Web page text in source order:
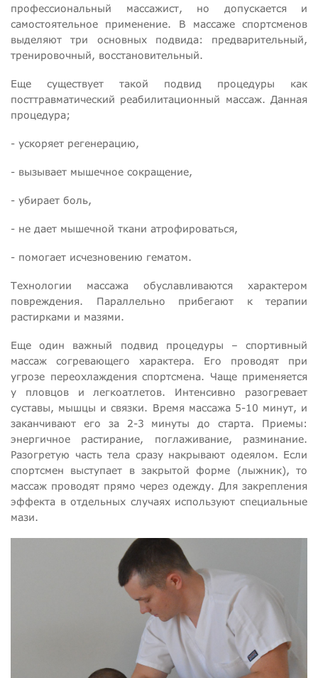
профессиональный массажист, но допускается и
самостоятельное применение. В массаже спортсменов
выделяют три основных подвида: предварительный,
тренировочный, восстановительный.
Еще существует такой подвид процедуры как
посттравматический реабилитационный массаж. Данная
процедура;
- ускоряет регенерацию,
- вызывает мышечное сокращение,
- убирает боль,
- не дает мышечной ткани атрофироваться,
- помогает исчезновению гематом.
Технологии массажа обуславливаются характером
повреждения. Параллельно прибегают к терапии
растирками и мазями.
Еще один важный подвид процедуры – спортивный
массаж согревающего характера. Его проводят при
угрозе переохлаждения спортсмена. Чаще применяется
у пловцов и легкоатлетов. Интенсивно разогревает
суставы, мышцы и связки. Время массажа 5-10 минут, и
заканчивают его за 2-3 минуты до старта. Приемы:
энергичное растирание, поглаживание, разминание.
Разогретую часть тела сразу накрывают одеялом. Если
спортсмен выступает в закрытой форме (лыжник), то
массаж проводят прямо через одежду. Для закрепления
эффекта в отдельных случаях используют специальные
мази.